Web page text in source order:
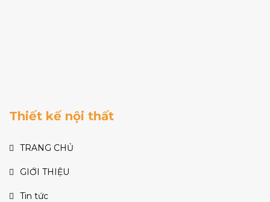
Thiết kế nội thất
TRANG CHỦ
GIỚI THIỆU
Tin tức